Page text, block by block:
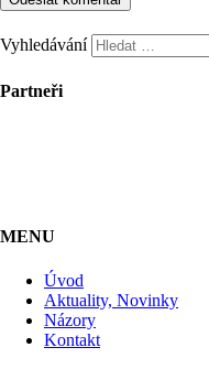
Vyhledávání
Partneři
MENU
Úvod
Aktuality, Novinky
Názory
Kontakt